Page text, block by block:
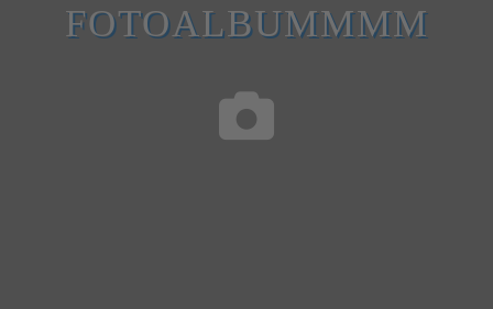
FOTOALBUMMMM